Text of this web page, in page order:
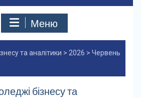
Меню
та аналітики > 2026 > Червень
бізнесу та